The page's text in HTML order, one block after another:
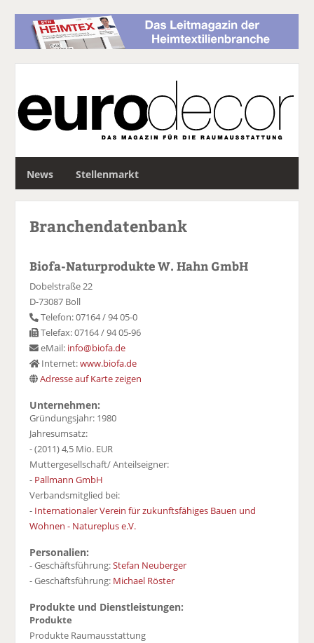
News Stellenmarkt
c
Branchendatenbank
Biofa-Naturprodukte W. Hahn GmbH
Dobelstraße 22
D-73087 Boll
Telefon: 07164 / 94 05-0
Telefax: 07164 / 94 05-96
eMail: info@biofa.de
Internet:www.biofa.de
Adresse auf Karte zeigen
Unternehmen:
Gründungsjahr: 1980
Jahresumsatz:
- (2011) 4,5 Mio. EUR
Muttergesellschaft/ Anteilseigner:
- Pallmann GmbH
Verbandsmitglied bei:
- Internationaler Verein für zukunftsfähiges Bauen und
Wohnen - Natureplus e.V.
Personalien:
- Geschäftsführung:Stefan Neuberger
- Geschäftsführung: Michael Röster
Produkte und Dienstleistungen:
Produkte
Produkte Raumausstattung